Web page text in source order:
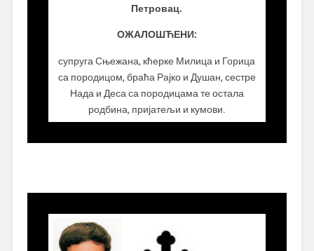
Петровац.
ОЖАЛОШЋЕНИ:
супруга Сњежана, кћерке Милица и Горица
са породицом, браћа Рајко и Душан, сестре
Нада и Деса са породицама те остала
родбина, пријатељи и кумови.